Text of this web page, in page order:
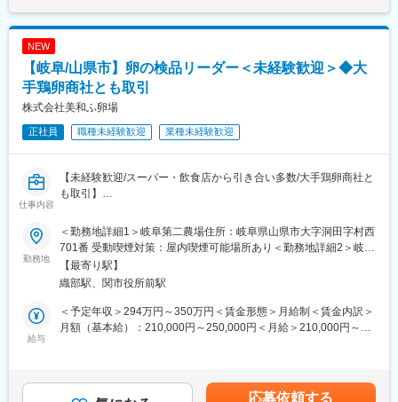
活動や種々の教育訓練、各部門間の円滑なコミュニケーションに
同時に、厳格な検査体制によって品質の保証・品質の向上をサポ
ートし、社会に貢献し続けることが私たちの使命と責任と考えて
います。
変更の範囲：会社の定める業務
入社後は、パン製造の基本的な流れや業務全体を把握できるよう
に、製造業務研修を行います。じっくりと時間をかけて製造作業
や製造管理に関する知識を身につけていただきます。
社員は20代～50代と幅広く、スタッフ同士の距離も近いため風通
しも良く、すぐに打ち解けることができます。一緒に働く先輩社
場環境を作っていきましょう。
・当社の商品製造を支える製造スタッフの増員募集
入社後の研修も充実しているため、知識ゼロから生産ラインの中
枢を担うマネジメントや製造管理の仕事に携わることができま
す。
・働きやすい環境と風通しの良い社風が高定着の秘訣です
雇用形態や役職に関係なく、意見やアイデアを提案し、改善でき
る風通しの良い社風です。
NEW
【岐阜/山県市】卵の検品リーダー＜未経験歓迎＞◆大
手鶏卵商社とも取引
株式会社美和ふ卵場
正社員 職種未経験歓迎 業種未経験歓迎
仕事内容
【未経験歓迎/スーパー・飲食店から引き合い多数/大手鶏卵商社と
も取引】
■業務内容：
当社の養鶏場で生産している卵のパック詰め、検品のラインリー
ダーをお任せします。入社後すぐはラインの流れや業務内容を理
解するため製造工程に入り、慣れればスタッフを取りまとめるラ
インリーダーとして教育や設備保全業務を行っていただきます。
・卵の目視チェック（ひび割れや汚れなどのチェックを行いま
す）
・機械トラブルの対応（点検、整備、業者への連絡）
ください。
勤務地
＜勤務地詳細1＞岐阜第二農場住所：岐阜県山県市大字洞田字村西
701番 受動喫煙対策：屋内喫煙可能場所あり＜勤務地詳細2＞岐阜
第一農場住所：岐阜県岐阜市山県岩北野入会地1 受動喫煙対策：
屋内喫煙可能場所あり変更の範囲：会社の定める事業所
【最寄り駅】
織部駅、関市役所前駅
給与
＜予定年収＞294万円～350万円＜賃金形態＞月給制＜賃金内訳＞
月額（基本給）：210,000円～250,000円＜月給＞210,000円～
て上下する可能性があります。月給(月額)は固定手当を含めた表記
応募依頼する